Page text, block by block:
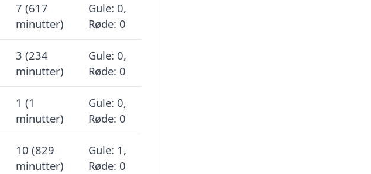
7 (617
minutter)
Gule: 0,
Røde: 0
3 (234
minutter)
Gule: 0,
Røde: 0
1 (1
minutter)
Gule: 0,
Røde: 0
10 (829
minutter)
Gule: 1,
Røde: 0